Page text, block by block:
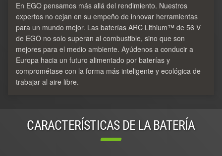
En EGO pensamos más allá del rendimiento. Nuestros
expertos no cejan en su empeño de innovar herramientas
para un mundo mejor. Las baterías ARC Lithium™ de 56 V
de EGO no solo superan al combustible, sino que son
mejores para el medio ambiente. Ayúdenos a conducir a
Europa hacia un futuro alimentado por baterías y
comprométase con la forma más inteligente y ecológica de
trabajar al aire libre.
CARACTERÍSTICAS DE LA BATERÍA